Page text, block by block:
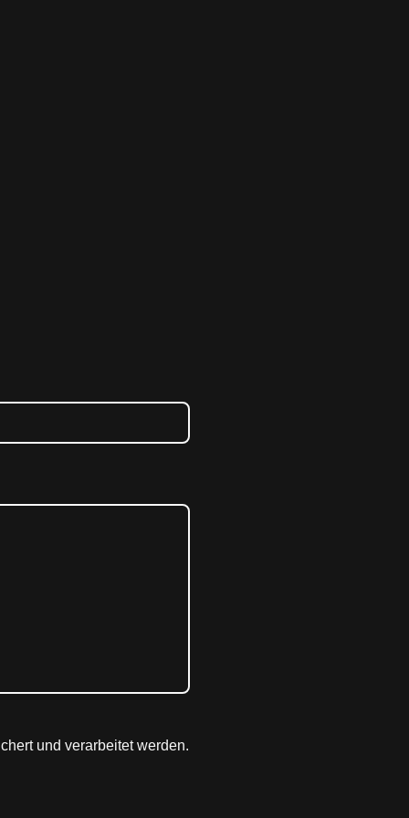
und verarbeitet werden.